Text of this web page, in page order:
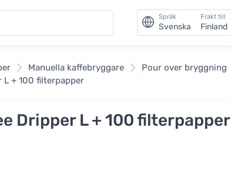
Språk
Svenska
Frakt till
Finland
Manuella kaffebryggare Pour over bryggning
L + 100 filterpapper
Dripper L + 100 filterpapper